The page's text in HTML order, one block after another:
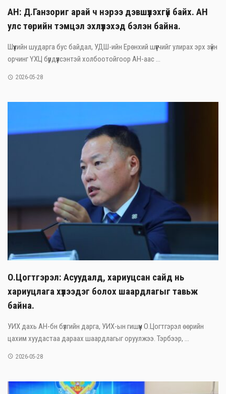
АН: Д.Ганзориг арай ч нэрээ дэвшүүлэхгүй байх. АН
улс төрийн тэмцэл эхлүүлэхэд бэлэн байна.
Шүүхийн шударга бус байдал, УДШ-ийн Ерөнхий шүүгчийг улирах эрх зүйн
орчинг ҮХЦ бүрдүүлсэнтэй холбоотойгоор АН-аас ...
2026-05-28
О.Цогтгэрэл: Асуудалд, хариуцсан сайд нь
хариуцлага хүлээдэг болох шаардлагыг тавьж
байна.
УИХ дахь АН-бн бүлгийн дарга, УИХ-ын гишүүн О.Цогтгэрэл өөрийн
цахим хуудастаа дараах шаардлагыг оруулжээ. Тэрбээр, ...
2026-05-28